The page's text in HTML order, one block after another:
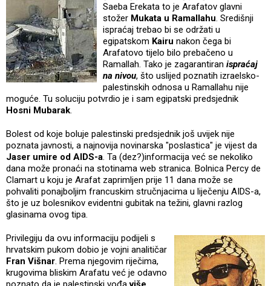
Saeba Erekata to je Arafatov glavni
stožer Mukata u Ramallahu. Središnji
ispraćaj trebao bi se održati u
egipatskom Kairu nakon čega bi
Arafatovo tijelo bilo prebačeno u
Ramallah. Tako je zagarantiran ispraćaj
na nivou, što uslijed poznatih izraelsko-
palestinskih odnosa u Ramallahu nije
moguće. Tu soluciju potvrdio je i sam egipatski predsjednik
Hosni Mubarak.
Bolest od koje boluje palestinski predsjednik još uvijek nije
poznata javnosti, a najnovija novinarska "poslastica" je vijest da
Jaser umire od AIDS-a. Ta (dez?)informacija već se nekoliko
dana može pronaći na stotinama web stranica. Bolnica Percy de
Clamart u koju je Arafat zaprimljen prije 11 dana može se
pohvaliti ponajboljim francuskim stručnjacima u liječenju AIDS-a,
što je uz bolesnikov evidentni gubitak na težini, glavni razlog
glasinama ovog tipa.
Privilegiju da ovu informaciju podijeli s
hrvatskim pukom dobio je vojni analitičar
Fran Višnar. Prema njegovim riječima,
krugovima bliskim Arafatu već je odavno